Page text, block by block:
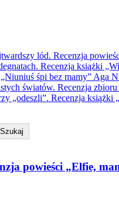
lód. Recenzja
Recenzja książki
śpi bez mamy” Aga
światów. Recenzja
„odeszli”. Recenzja
Szukaj
powieści „Elfie,